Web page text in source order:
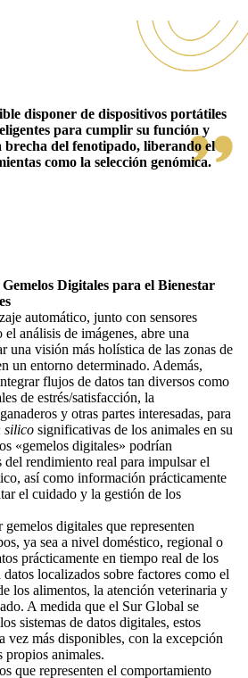
disponer de dispositivos portátiles
para cumplir su función y
brecha del fenotipado, liberando el
como la selección genómica.
Digitales para el Bienestar
automático, junto con sensores
análisis de imágenes, abre una
una visión más holística de las zonas de
un entorno determinado. Además,
flujos de datos tan diversos como
de estrés/satisfacción, la
y otras partes interesadas, para
silico significativas de los animales en su
«gemelos digitales» podrían
rendimiento real para impulsar el
así como información prácticamente
el cuidado y la gestión de los
digitales que representen
ya sea a nivel doméstico, regional o
prácticamente en tiempo real de los
localizados sobre factores como el
los alimentos, la atención veterinaria y
A medida que el Sur Global se
sistemas de datos digitales, estos
vez más disponibles, con la excepción
propios animales.
que representen el comportamiento